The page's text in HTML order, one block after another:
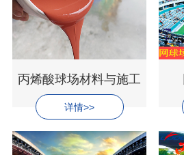
丙烯酸球场材料与施工
详情>>